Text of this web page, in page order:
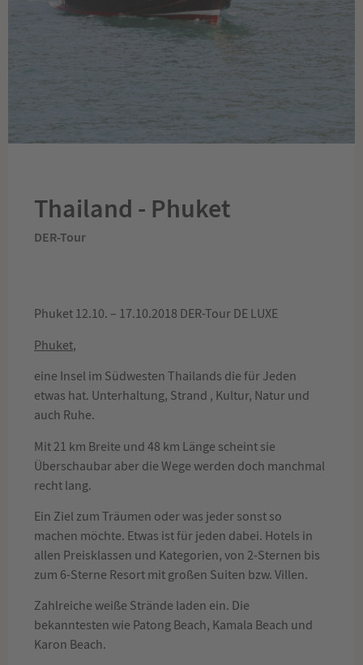
Thailand - Phuket
DER-Tour
Phuket 12.10. – 17.10.2018 DER-Tour DE LUXE
Phuket,
eine Insel im Südwesten Thailands die für Jeden
etwas hat. Unterhaltung, Strand , Kultur, Natur und
auch Ruhe.
Mit 21 km Breite und 48 km Länge scheint sie
Überschaubar aber die Wege werden doch manchmal
recht lang.
Ein Ziel zum Träumen oder was jeder sonst so
machen möchte. Etwas ist für jeden dabei. Hotels in
allen Preisklassen und Kategorien, von 2-Sternen bis
zum 6-Sterne Resort mit großen Suiten bzw. Villen.
Zahlreiche weiße Strände laden ein. Die
bekanntesten wie Patong Beach, Kamala Beach und
Karon Beach.